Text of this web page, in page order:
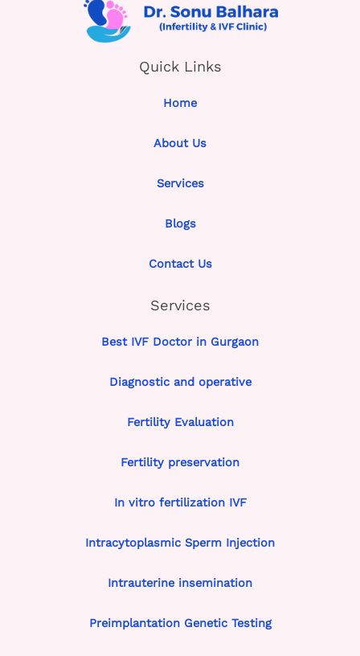
Quick Links
Home
About Us
Services
Blogs
Contact Us
Services
Best IVF Doctor in Gurgaon
Diagnostic and operative
Fertility Evaluation
Fertility preservation
In vitro fertilization IVF
Intracytoplasmic Sperm Injection
Intrauterine insemination
Preimplantation Genetic Testing